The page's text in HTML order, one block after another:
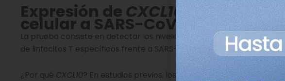
Expresión de CXCL10 como
celular a SARS-CoV-2
La prueba consiste en detectar los niveles del ARN mensajero del gen
de linfocitos T específicos frente a SARS-CoV-2.
¿Por qué CXCL10? En estudios previos, los investigadores habían